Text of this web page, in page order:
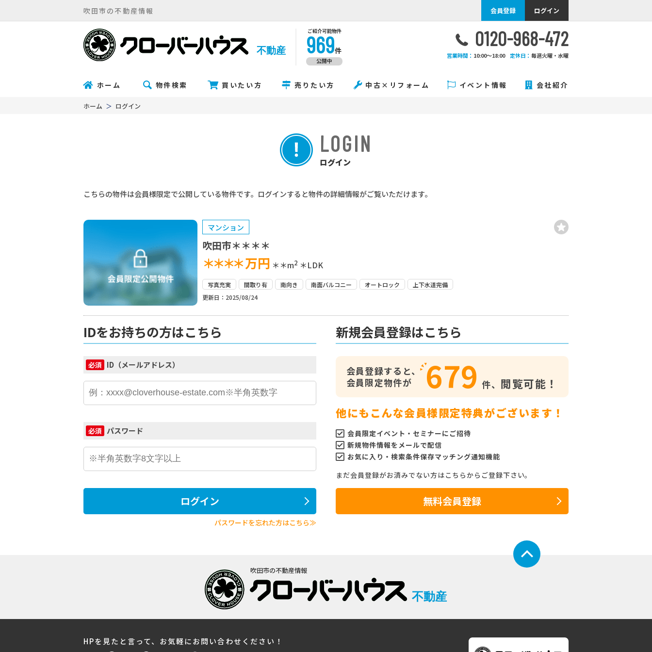
吹田市の不動産情報 会員登録 ログイン
不動産
ご紹介可能物件
969件
公開中
0120-968-472
営業時間： 10:00〜18:00 定休日： 毎週火曜・水曜
ホーム 物件検索 買いたい方 売りたい方 中古×リフォーム イベント情報 会社紹介
ホーム ログイン
LOGIN
ログイン
こちらの物件は会員様限定で公開している物件です。ログインすると物件の詳細情報がご覧いただけます。
マンション
吹田市＊＊＊＊
＊＊＊＊万円 ＊＊m2 ＊LDK
写真充実 間取り有 南向き 南面バルコニー オートロック
上下水道完備
更新日：2025/08/24
IDをお持ちの方はこちら
必須 ID（メールアドレス）
必須 パスワード
ログイン
パスワードを忘れた方はこちら≫
新規会員登録はこちら
会員登録すると、
会員限定物件が
679 件、 閲覧可能！
他にもこんな会員様限定特典がございます！
会員限定イベント・セミナーにご招待
新規物件情報をメールで配信
お気に入り・検索条件保存マッチング通知機能
まだ会員登録がお済みでない方はこちらからご登録下さい。
無料会員登録
吹田市の不動産情報
不動産
HPを見たと言って、お気軽にお問い合わせください！